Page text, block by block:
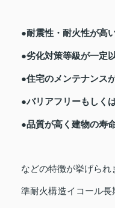
●耐震性・耐火性が高
●劣化対策等級が一定
●住宅のメンテナンス
●バリアフリーもしく
●品質が高く建物の寿
などの特徴が挙げられ
準耐火構造イコール